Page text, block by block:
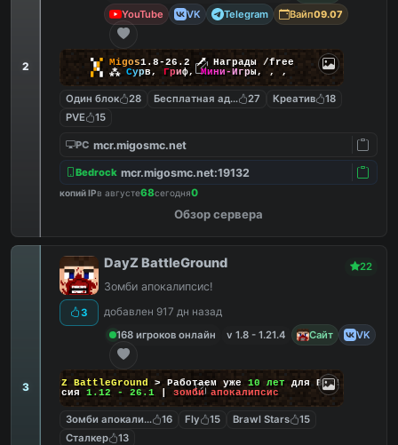
2
YouTube
VK Telegram Вайп09.07
▚▞ Migos1.8-26.2🗡 Награды /free
▞▚ ⁂ Сурв, Гриф,Мини-Игры, , ,
Один блок 28 Бесплатная админка
27 Креатив
18
PVE
15
PC mcr.migosmc.net
Bedrock mcr.migosmc.net:19132
копий IPв августе68сегодня0
Обзор сервера
3
3
DayZ BattleGround 22
Зомби апокалипсис!
добавлен 917 дн назад
168 игроков онлайн
v 1.8 - 1.21.4 Сайт VK
DayZ BattleGround > Работаем уже 10 лет для Вас!
Версия 1.12 - 26.1 | зомби апокалипсис
Зомби апокалипсис16 Fly 15 Brawl Stars
15
Сталкер
13